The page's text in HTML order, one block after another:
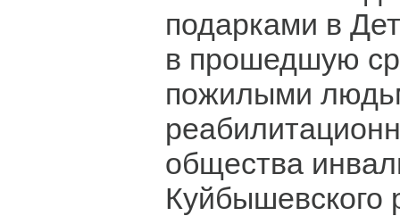
подарками в
в прошедшую
пожилыми
общества
Куйбышевского